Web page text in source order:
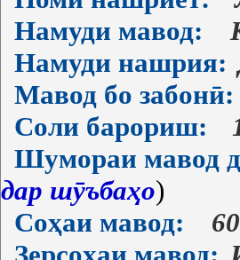
Намуди мавод:
Намуди нашрия:
Мавод бо забонӣ:
Соли барориш:
Шумораи мавод
дар шӯъбаҳо)
Соҳаи мавод: